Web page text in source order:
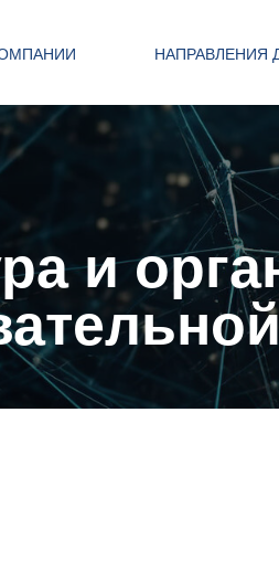
НАПРАВЛЕНИЯ
и